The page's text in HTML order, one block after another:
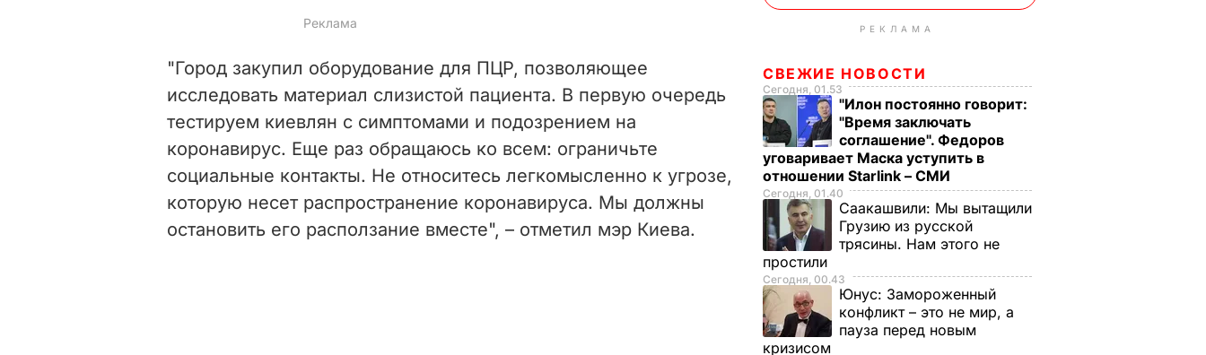
"Город закупил оборудование для ПЦР, позволяющее
исследовать материал слизистой пациента. В первую очередь
тестируем киевлян с симптомами и подозрением на
коронавирус. Еще раз обращаюсь ко всем: ограничьте
социальные контакты. Не относитесь легкомысленно к угрозе,
которую несет распространение коронавируса. Мы должны
остановить его расползание вместе", – отметил мэр Киева.
РЕКЛАМА
СВЕЖИЕ НОВОСТИ
Сегодня, 01.53
"Илон постоянно говорит:
"Время заключать
соглашение". Федоров
уговаривает Маска уступить в
отношении Starlink – СМИ
Сегодня, 01.40
Саакашвили: Мы вытащили
Грузию из русской
трясины. Нам этого не
простили
Сегодня, 00.43
Юнус: Замороженный
конфликт – это не мир, а
пауза перед новым
кризисом